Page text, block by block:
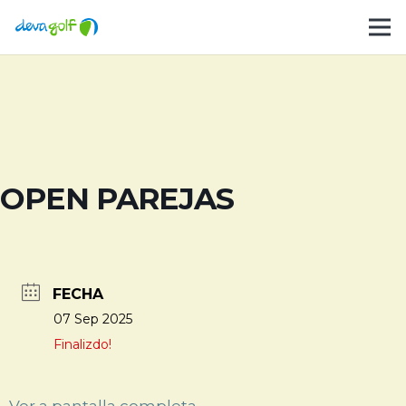
OPEN PAREJAS
FECHA
07 Sep 2025
Finalizdo!